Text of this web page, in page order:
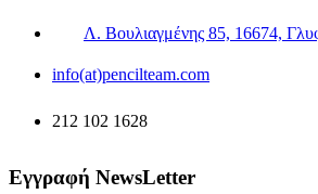
Λ. Βουλιαγμένης 85, 16674,
info(at)pencilteam.com
212 102 1628
Εγγραφή NewsLetter